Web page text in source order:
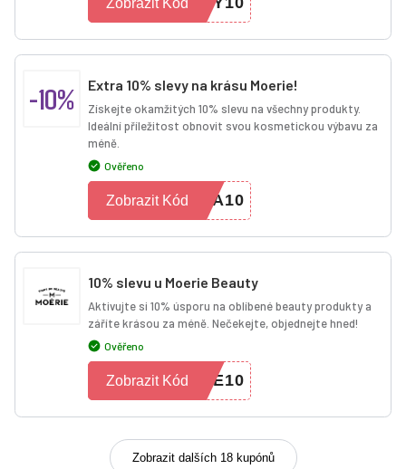
-10% Extra 10% slevy na krásu Moerie!
Získejte okamžitých 10% slevu na všechny produkty.
Ideální příležitost obnovit svou kosmetickou výbavu za
méně.
Ověřeno
RA10
Zobrazit Kód
10% slevu u Moerie Beauty
Aktivujte si 10% úsporu na oblíbené beauty produkty a
záříte krásou za méně. Nečekejte, objednejte hned!
Ověřeno
TE10
Zobrazit Kód
Zobrazit dalších 18 kupónů